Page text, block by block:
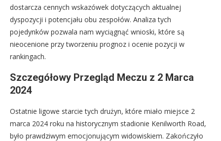
dostarcza cennych wskazówek dotyczących aktualnej
dyspozycji i potencjału obu zespołów. Analiza tych
pojedynków pozwala nam wyciągnąć wnioski, które są
nieocenione przy tworzeniu prognoz i ocenie pozycji w
rankingach.
Szczegółowy Przegląd Meczu z 2 Marca
2024
Ostatnie ligowe starcie tych drużyn, które miało miejsce 2
marca 2024 roku na historycznym stadionie Kenilworth Road,
było prawdziwym emocjonującym widowiskiem. Zakończyło